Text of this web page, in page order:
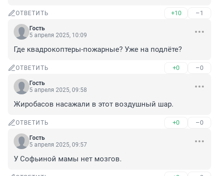
ОТВЕТИТЬ +10 –1
Гость
5 апреля 2025, 10:09
Где квадрокоптеры-пожарные? Уже на подлёте?
ОТВЕТИТЬ +0 –0
Гость
5 апреля 2025, 09:58
Жиробасов насажали в этот воздушный шар.
ОТВЕТИТЬ +0 –0
Гость
5 апреля 2025, 09:57
У Софьиной мамы нет мозгов.